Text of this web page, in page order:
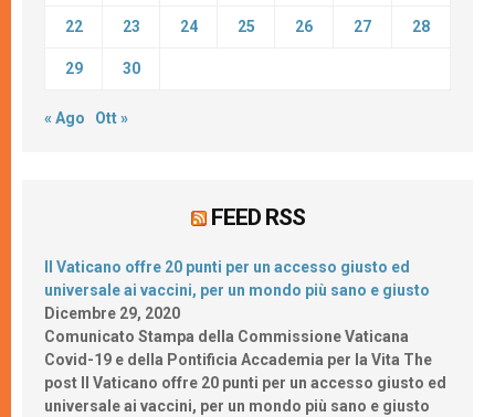
22 23 24 25 26 27 28
29 30
« Ago Ott »
FEED RSS
Il Vaticano offre 20 punti per un accesso giusto ed
universale ai vaccini, per un mondo più sano e giusto
Dicembre 29, 2020
Comunicato Stampa della Commissione Vaticana
Covid-19 e della Pontificia Accademia per la Vita The
post Il Vaticano offre 20 punti per un accesso giusto ed
universale ai vaccini, per un mondo più sano e giusto